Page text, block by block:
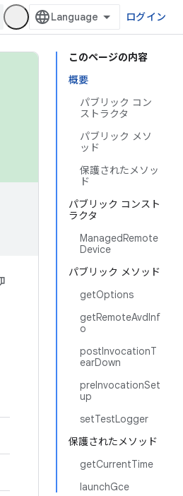
ログイン
このページの内容
概要
パブリック コン
ストラクタ
パブリック メソ
ッド
保護されたメソッ
ド
パブリック コンスト
ラクタ
ManagedRemote
Device
パブリック メソッド
getOptions
getRemoteAvdInf
o
postInvocationT
earDown
preInvocationSet
up
setTestLogger
保護されたメソッド
getCurrentTime
launchGce